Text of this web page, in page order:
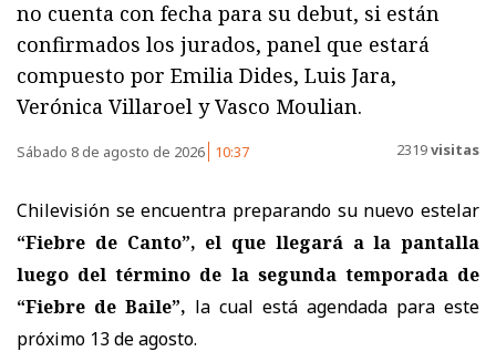
no cuenta con fecha para su debut, si están
confirmados los jurados, panel que estará
compuesto por Emilia Dides, Luis Jara,
Verónica Villaroel y Vasco Moulian.
Sábado 8 de agosto de 2026 10:37 2319visitas
Chilevisión se encuentra preparando su nuevo estelar
“Fiebre de Canto”, el que llegará a la pantalla
luego del término de la segunda temporada de
“Fiebre de Baile”, la cual está agendada para este
próximo 13 de agosto.